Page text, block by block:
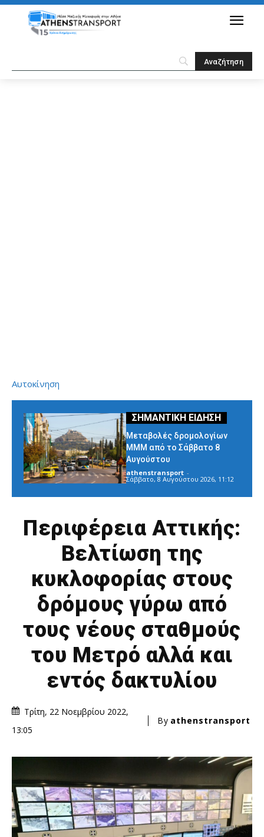
Αυτοκίνηση
Μεταβολές δρομολογίων
ΜΜΜ από το Σάββατο 8
Αυγούστου
athenstransport -
Σάββατο, 8 Αυγούστου 2026, 11:12
Περιφέρεια Αττικής:
Βελτίωση της
κυκλοφορίας στους
δρόμους γύρω από
τους νέους σταθμούς
του Μετρό αλλά και
εντός δακτυλίου
Τρίτη, 22 Νοεμβρίου 2022,
13:05
By athenstransport